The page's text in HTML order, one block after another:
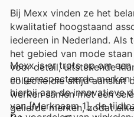
Bij Mexx vinden ze het
kwalitatief hoogstaand
iedereen in Nederland. Als
het gebied van mode
voor detail, uitstekende
collectie die altijd aansluit
werken samen met een
geliefde merken, zodat
Mexx is er trots op om
en gerespecteerde merken
hierbij aan de innovatieve
van [Merknaam 1], de